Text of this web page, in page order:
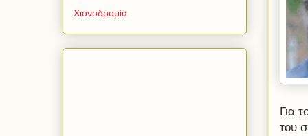
Για
του
Χιονοδρομία